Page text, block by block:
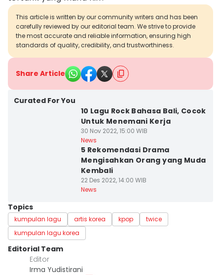
This article is written by our community writers and has been
carefully reviewed by our editorial team. We strive to provide
the most accurate and reliable information, ensuring high
standards of quality, credibility, and trustworthiness.
Share Article
Curated For You
10 Lagu Rock Bahasa Bali, Cocok
Untuk Menemani Kerja
30 Nov 2022, 15:00 WIB
News
5 Rekomendasi Drama
Mengisahkan Orang yang Muda
Kembali
22 Des 2022, 14:00 WIB
News
Topics
kumpulan lagu artis korea kpop
twice
kumpulan lagu korea
Editorial Team
Editor
Irma Yudistirani